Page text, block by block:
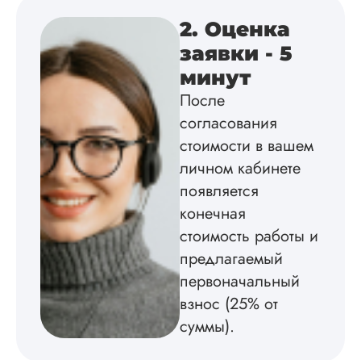
дальше заказывать
работы здесь.
Вид работы:
Диссертацию
на совесть: тут и
структура, и
оформление.
самостоятельно
2. Оценка
заявки - 5
минут
После
согласования
стоимости в вашем
личном кабинете
появляется
конечная
стоимость работы и
предлагаемый
первоначальный
взнос (25% от
суммы).